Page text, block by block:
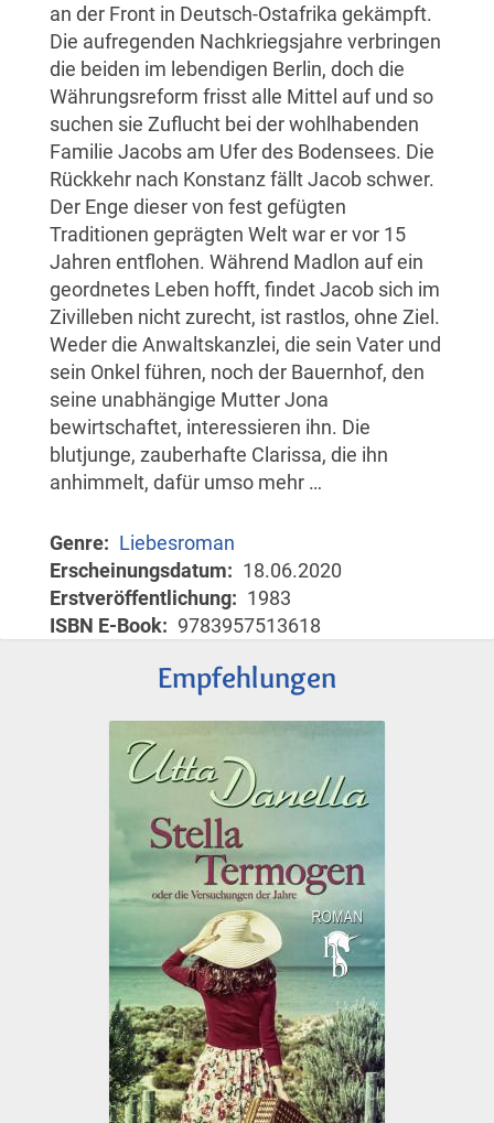
an der Front in Deutsch-Ostafrika gekämpft.
Die aufregenden Nachkriegsjahre verbringen
die beiden im lebendigen Berlin, doch die
Währungsreform frisst alle Mittel auf und so
suchen sie Zuflucht bei der wohlhabenden
Familie Jacobs am Ufer des Bodensees. Die
Rückkehr nach Konstanz fällt Jacob schwer.
Der Enge dieser von fest gefügten
Traditionen geprägten Welt war er vor 15
Jahren entflohen. Während Madlon auf ein
geordnetes Leben hofft, findet Jacob sich im
Zivilleben nicht zurecht, ist rastlos, ohne Ziel.
Weder die Anwaltskanzlei, die sein Vater und
sein Onkel führen, noch der Bauernhof, den
seine unabhängige Mutter Jona
bewirtschaftet, interessieren ihn. Die
blutjunge, zauberhafte Clarissa, die ihn
anhimmelt, dafür umso mehr …
Genre
Liebesroman
Erscheinungsdatum
18.06.2020
Erstveröffentlichung
1983
ISBN E-Book
9783957513618
Empfehlungen